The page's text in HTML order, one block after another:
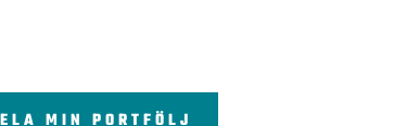
MIN PORTFÖLJ